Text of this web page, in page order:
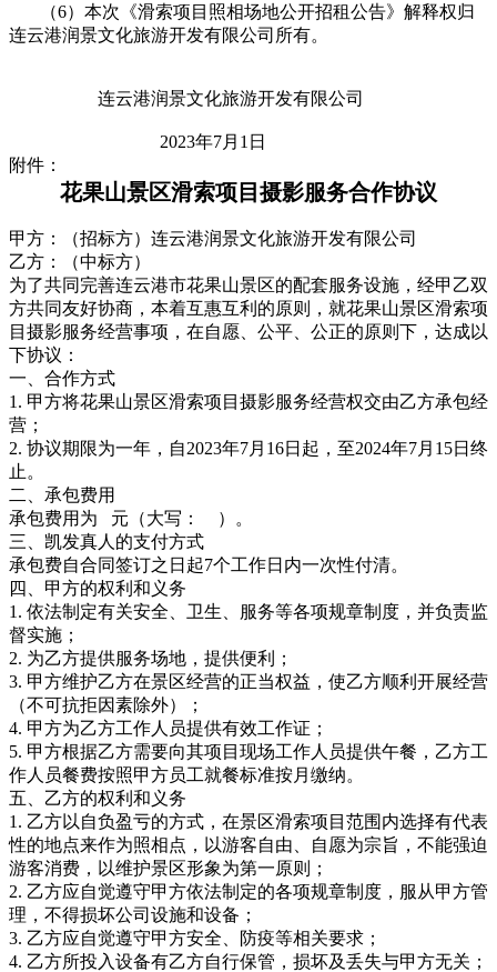
（6）本次《滑索项目照相场地公开招租公告》解释权归
连云港润景文化旅游开发有限公司所有。
连云港润景文化旅游开发有限公司
2023年7月1日
附件：
花果山景区滑索项目摄影服务合作协议
甲方：（招标方） 连云港润景文化旅游开发有限公司
乙方：（中标方）
为了共同完善连云港市花果山景区的配套服务设施，经甲乙双
方共同友好协商，本着互惠互利的原则，就花果山景区滑索项
目摄影服务经营事项，在自愿、公平、公正的原则下，达成以
下协议：
一、合作方式
1. 甲方将花果山景区滑索项目摄影服务经营权交由乙方承包经
营；
2. 协议期限为一年，自2023年7月16日起，至2024年7月15日终
止。
二、承包费用
承包费用为 元（大写： ）。
三、凯发真人的支付方式
承包费自合同签订之日起7个工作日内一次性付清。
四、甲方的权利和义务
1. 依法制定有关安全、卫生、服务等各项规章制度，并负责监
督实施；
2. 为乙方提供服务场地，提供便利；
3. 甲方维护乙方在景区经营的正当权益，使乙方顺利开展经营
（不可抗拒因素除外）；
4. 甲方为乙方工作人员提供有效工作证；
5. 甲方根据乙方需要向其项目现场工作人员提供午餐，乙方工
作人员餐费按照甲方员工就餐标准按月缴纳。
五、乙方的权利和义务
1. 乙方以自负盈亏的方式，在景区滑索项目范围内选择有代表
性的地点来作为照相点，以游客自由、自愿为宗旨，不能强迫
游客消费，以维护景区形象为第一原则；
2. 乙方应自觉遵守甲方依法制定的各项规章制度，服从甲方管
理，不得损坏公司设施和设备；
3. 乙方应自觉遵守甲方安全、防疫等相关要求；
4. 乙方所投入设备有乙方自行保管，损坏及丢失与甲方无关；